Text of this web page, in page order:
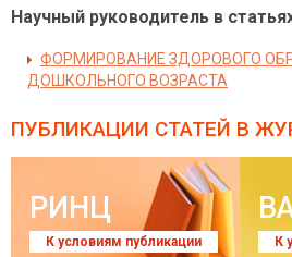
Научный руководитель в
ФОРМИРОВАНИЕ ЗДОРОВОГО
ДОШКОЛЬНОГО ВОЗРАСТА
ПУБЛИКАЦИИ СТАТЕЙ В
РИНЦ
К условиям публикации К